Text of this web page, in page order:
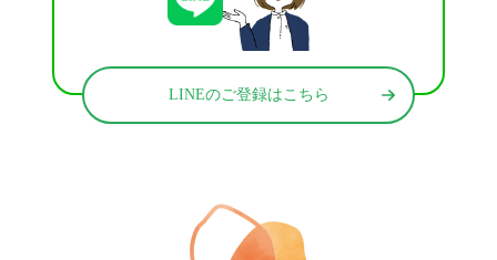
LINEのご登録はこちら